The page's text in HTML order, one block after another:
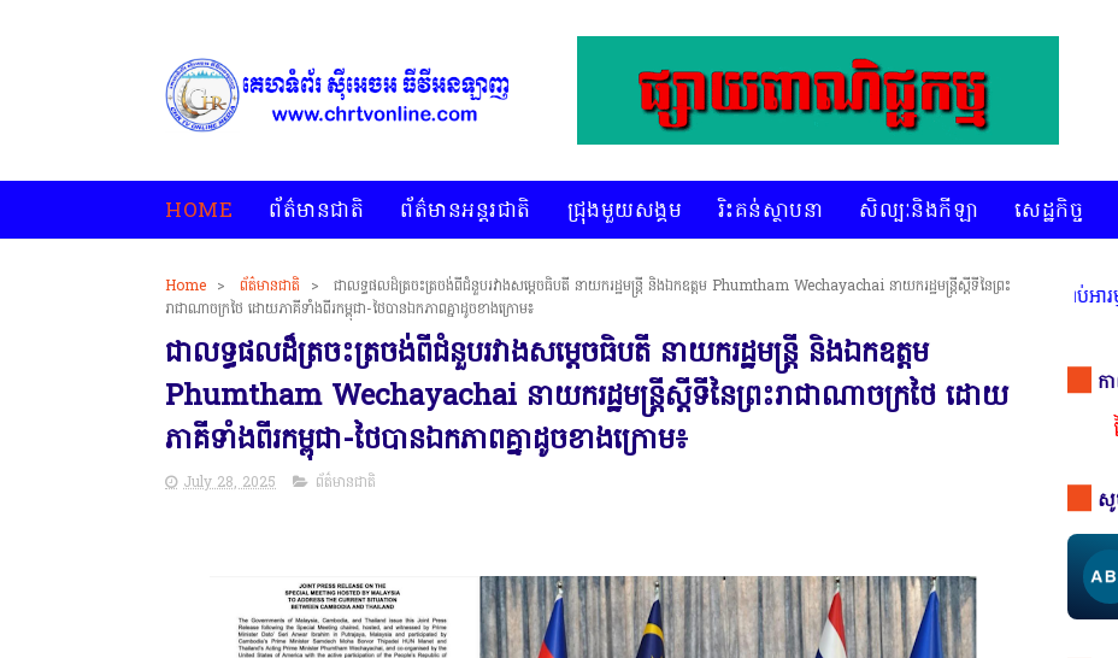
HOME ព័ត៌មានជាតិ ព័ត៌មានអន្តរជាតិ ជ្រុងមួយសង្គម រិះគន់ស្ថាបនា សិល្បៈនិងកីឡា សេដ្ឋកិច្ច
Home > ព័ត៌មានជាតិ >
ជាលទ្ធផលដ៏ត្រចះត្រចង់ពីជំនួបរវាងសម្តេចធិបតី នាយករដ្ឋមន្ត្រី និងឯកឧត្ដម Phumtham Wechayachai នាយករដ្ឋមន្ត្រីស្តីទីនៃព្រះ
រាជាណាចក្រថៃ ដោយភាគីទាំងពីរកម្ពុជា-ថៃបានឯកភាពគ្នាដូចខាងក្រោម៖
ជាលទ្ធផលដ៏ត្រចះត្រចង់ពីជំនួបរវាងសម្តេចធិបតី នាយករដ្ឋមន្ត្រី និងឯកឧត្ដម
Phumtham Wechayachai នាយករដ្ឋមន្ត្រីស្តីទីនៃព្រះរាជាណាចក្រថៃ ដោយ
ភាគីទាំងពីរកម្ពុជា-ថៃបានឯកភាពគ្នាដូចខាងក្រោម៖
July 28, 2025 ព័ត៌មានជាតិ
* គេហទំព័រ ស៊ីអេចអធីវីអនឡាញ ជាព័ត៌មានពិត រហ័ស អព្យាក្រឹត និងរៀបចំ ជ្រើសរើស ក្រុមការងារ នៅតាមបណ្តាលរាជធានី ខេត្ត មានចំណាប់អារម្មណ៍ សូមទំ
ក
សូ